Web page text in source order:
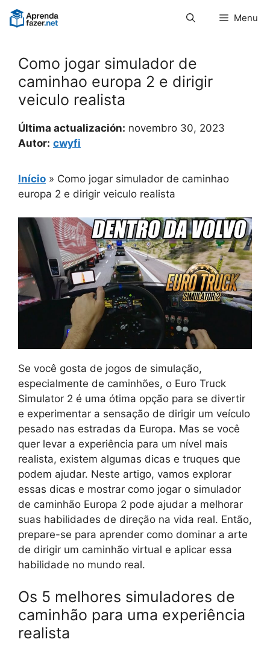
Pular
para
Menu
Como jogar simulador de
caminhao europa 2 e dirigir
veiculo realista
Última actualización: novembro 30, 2023
Autor: cwyfi
Início » Como jogar simulador de caminhao
europa 2 e dirigir veiculo realista
Se você gosta de jogos de simulação,
especialmente de caminhões, o Euro Truck
Simulator 2 é uma ótima opção para se divertir
e experimentar a sensação de dirigir um veículo
pesado nas estradas da Europa. Mas se você
quer levar a experiência para um nível mais
realista, existem algumas dicas e truques que
podem ajudar. Neste artigo, vamos explorar
essas dicas e mostrar como jogar o simulador
de caminhão Europa 2 pode ajudar a melhorar
suas habilidades de direção na vida real. Então,
prepare-se para aprender como dominar a arte
de dirigir um caminhão virtual e aplicar essa
habilidade no mundo real.
Os 5 melhores simuladores de
caminhão para uma experiência
realista